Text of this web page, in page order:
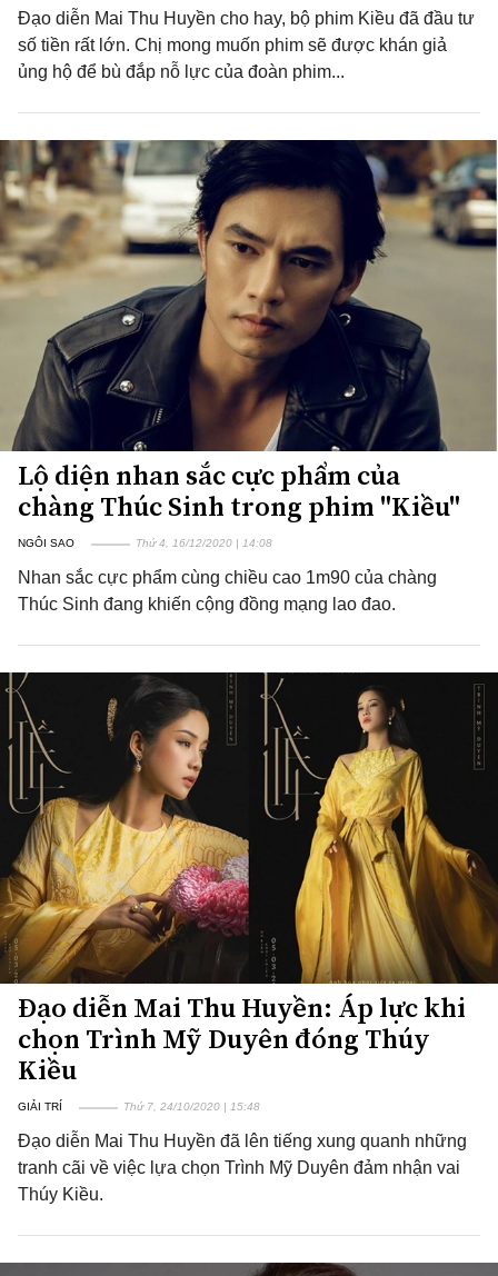
Đạo diễn Mai Thu Huyền cho hay, bộ phim Kiều đã đầu tư
số tiền rất lớn. Chị mong muốn phim sẽ được khán giả
ủng hộ để bù đắp nỗ lực của đoàn phim...
Lộ diện nhan sắc cực phẩm của
chàng Thúc Sinh trong phim "Kiều"
NGÔI SAO Thứ 4, 16/12/2020 | 14:08
Nhan sắc cực phẩm cùng chiều cao 1m90 của chàng
Thúc Sinh đang khiến cộng đồng mạng lao đao.
Đạo diễn Mai Thu Huyền: Áp lực khi
chọn Trình Mỹ Duyên đóng Thúy
Kiều
GIẢI TRÍ Thứ 7, 24/10/2020 | 15:48
Đạo diễn Mai Thu Huyền đã lên tiếng xung quanh những
tranh cãi về việc lựa chọn Trình Mỹ Duyên đảm nhận vai
Thúy Kiều.